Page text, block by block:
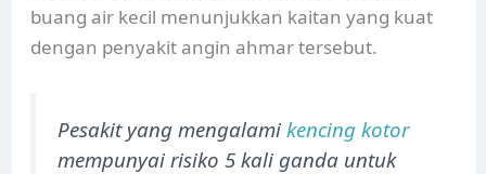
buang air kecil menunjukkan kaitan yang kuat
dengan penyakit angin ahmar tersebut.
Pesakit yang mengalamikencing kotor
mempunyai risiko 5 kali ganda untuk